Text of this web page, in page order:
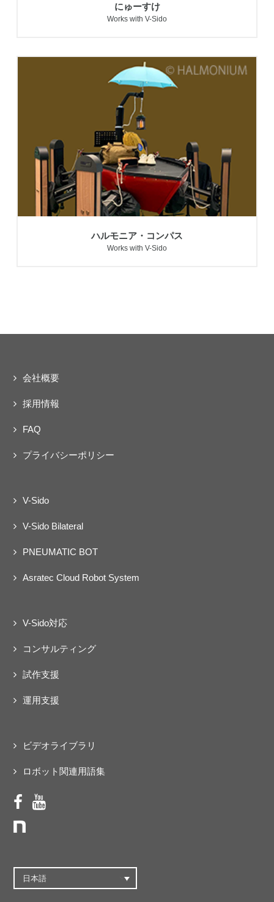
にゅーすけ
Works with V-Sido
ハルモニア・コンパス
Works with V-Sido
会社概要
採用情報
FAQ
プライバシーポリシー
V-Sido
V-Sido Bilateral
PNEUMATIC BOT
Asratec Cloud Robot System
V-Sido対応
コンサルティング
試作支援
運用支援
ビデオライブラリ
ロボット関連用語集
日本語